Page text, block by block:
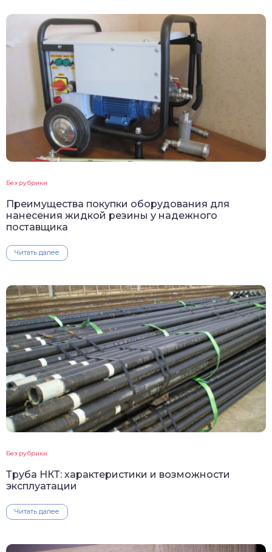
Без рубрики
Преимущества покупки оборудования для
нанесения жидкой резины у надежного
поставщика
Читать далее
Без рубрики
Труба НКТ: характеристики и возможности
эксплуатации
Читать далее